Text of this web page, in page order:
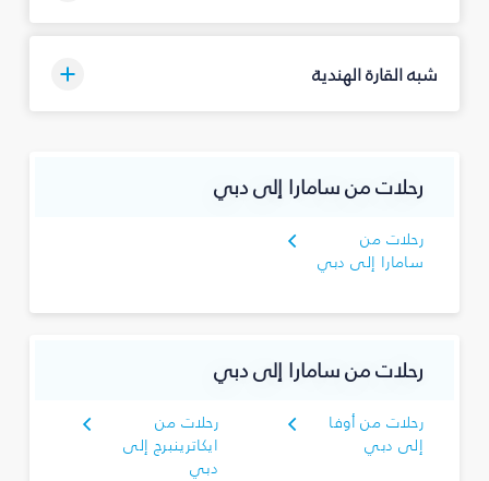
شبه القارة الهندية
رحلات من سامارا إلى دبي
رحلات من
سامارا إلى دبي
رحلات من سامارا إلى دبي
رحلات من أوفا
إلى دبي
رحلات من
ايكاترينبرج إلى
دبي